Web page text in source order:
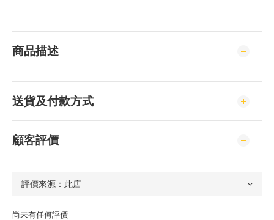
商品描述
送貨及付款方式
顧客評價
尚未有任何評價